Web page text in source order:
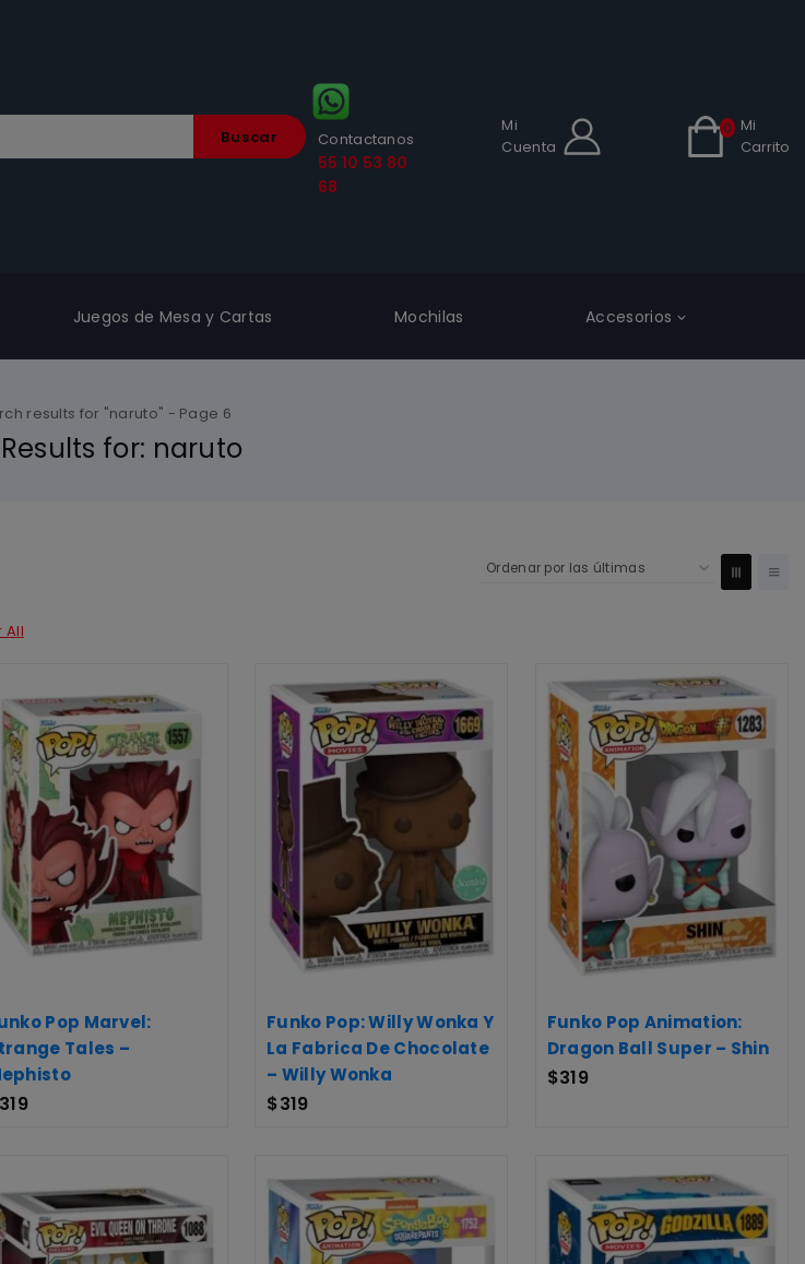
Buscar Contactanos
55 10 53 80
68
Mi
Cuenta
0
Mi
Carrito
Juegos de Mesa y Cartas Mochilas Accesorios
results for "naruto" - Page 6
for: naruto
All
Pop Marvel:
Tales –
319
Funko Pop: Willy Wonka Y
La Fabrica De Chocolate
– Willy Wonka
$319
Funko Pop Animation:
Dragon Ball Super – Shin
$319